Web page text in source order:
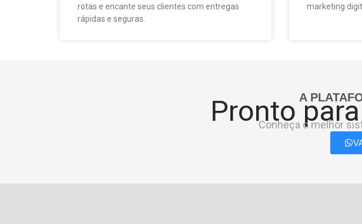
rotas e encante seus clientes com entregas
rápidas e seguras.
marketing
A
ProntoConheça o melhor